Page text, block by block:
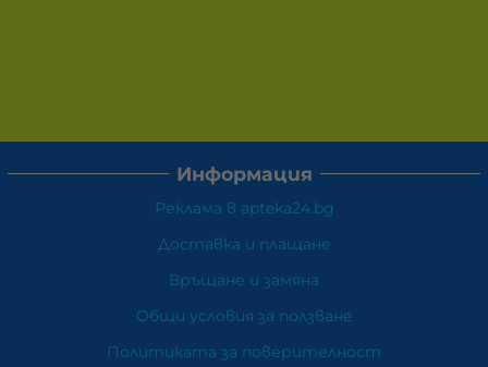
Информация
Реклама в apteka24.bg
Доставка и плащане
Връщане и замяна
Общи условия за ползване
Политиката за поверителност